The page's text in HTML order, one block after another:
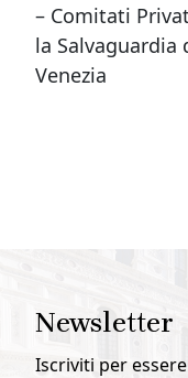
– Comitati
la Salvaguardia
Venezia
Newsletter
Iscriviti per